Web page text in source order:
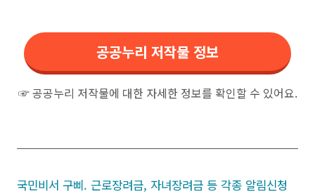
공공누리 저작물 정보
☞ 공공누리 저작물에 대한 자세한 정보를 확인할 수 있어요.
국민비서 구삐. 근로장려금, 자녀장려금 등 각종 알림신청